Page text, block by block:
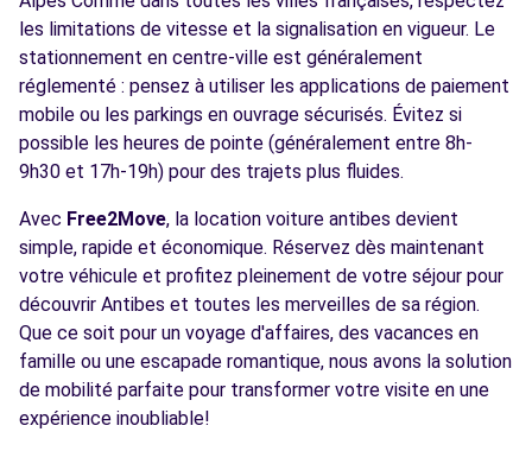
les limitations de vitesse et la signalisation en vigueur. Le
stationnement en centre-ville est généralement
réglementé : pensez à utiliser les applications de paiement
mobile ou les parkings en ouvrage sécurisés. Évitez si
possible les heures de pointe (généralement entre 8h-
9h30 et 17h-19h) pour des trajets plus fluides.
Avec Free2Move, la location voiture antibes devient
simple, rapide et économique. Réservez dès maintenant
votre véhicule et profitez pleinement de votre séjour pour
découvrir Antibes et toutes les merveilles de sa région.
Que ce soit pour un voyage d'affaires, des vacances en
famille ou une escapade romantique, nous avons la solution
de mobilité parfaite pour transformer votre visite en une
expérience inoubliable!